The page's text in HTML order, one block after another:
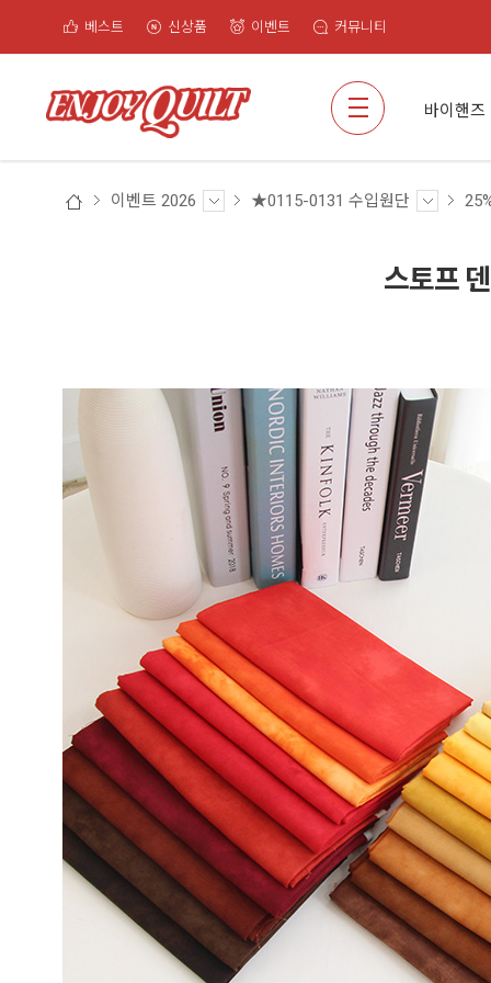
베스트 신상품 이벤트 커뮤니티
바이핸즈
이벤트 2026 ★0115-0131 수입원단
스토프